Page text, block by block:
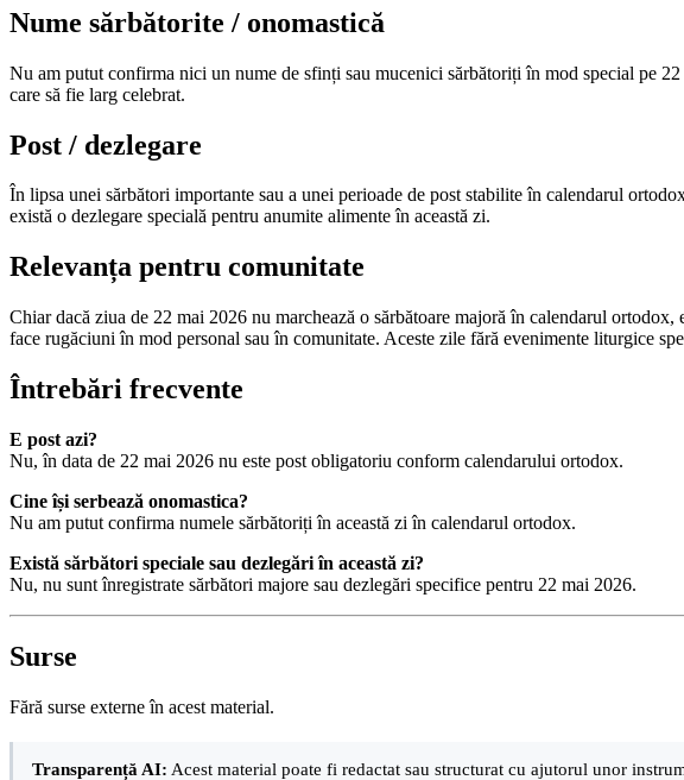
Nume sărbătorite / onomastică
Nu am putut confirma nici un nume de sfinți sau mucenici sărbătoriți în mod special pe
care să fie larg celebrat.
Post / dezlegare
În lipsa unei sărbători importante sau a unei perioade de post stabilite în calendarul
există o dezlegare specială pentru anumite alimente în această zi.
Relevanța pentru comunitate
Chiar dacă ziua de 22 mai 2026 nu marchează o sărbătoare majoră în calendarul
face rugăciuni în mod personal sau în comunitate. Aceste zile fără evenimente liturgice
Întrebări frecvente
E post azi?
Nu, în data de 22 mai 2026 nu este post obligatoriu conform calendarului ortodox.
Cine își serbează onomastica?
Nu am putut confirma numele sărbătoriți în această zi în calendarul ortodox.
Există sărbători speciale sau dezlegări în această zi?
Nu, nu sunt înregistrate sărbători majore sau dezlegări specifice pentru 22 mai 2026.
Surse
Fără surse externe în acest material.
Transparență AI: Acest material poate fi redactat sau structurat cu ajutorul unor